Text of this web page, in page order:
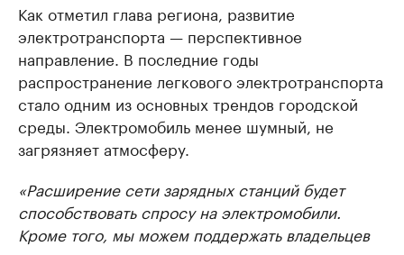
Как отметил глава региона, развитие
электротранспорта — перспективное
направление. В последние годы
распространение легкового электротранспорта
стало одним из основных трендов городской
среды. Электромобиль менее шумный, не
загрязняет атмосферу.
«Расширение сети зарядных станций будет
способствовать спросу на электромобили.
Кроме того, мы можем поддержать владельцев